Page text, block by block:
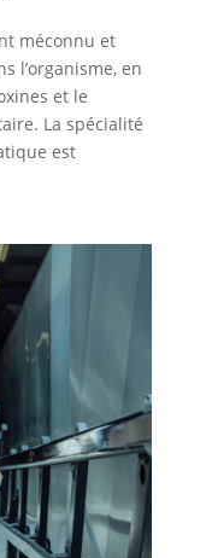
méconnu et
l’organisme, en
et le
La spécialité
est